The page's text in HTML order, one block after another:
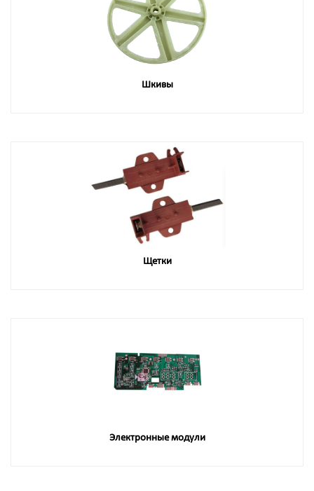
Шкивы
Щетки
Электронные модули